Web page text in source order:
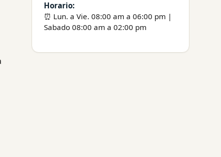
Horario:
⏰ Lun. a Vie. 08:00 am a 06:00 pm |
Sabado 08:00 am a 02:00 pm